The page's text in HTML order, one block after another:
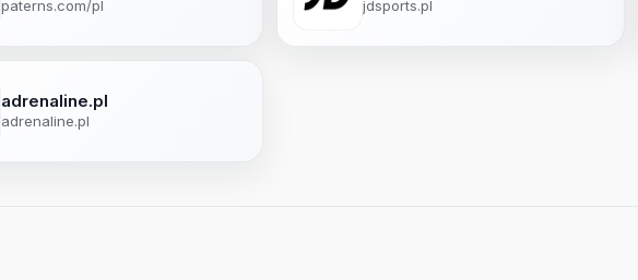
paterns.com/pl jdsports.pl
adrenaline.pl
adrenaline.pl